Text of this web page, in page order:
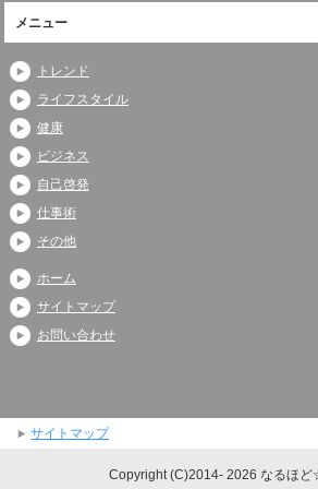
メニュー
トレンド
ライフスタイル
健康
ビジネス
自己啓発
仕事術
その他
ホーム
サイトマップ
お問い合わせ
サイトマップ
Copyright (C)2014- 2026 なるほど